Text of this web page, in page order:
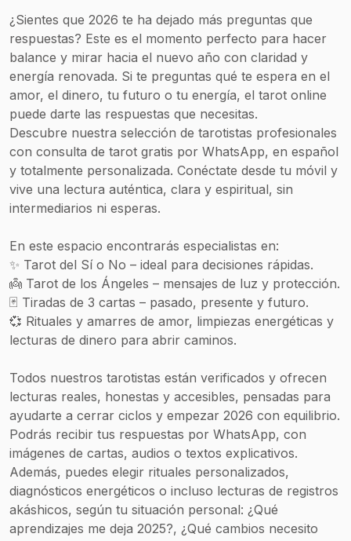
¿Sientes que 2026 te ha dejado más preguntas que
respuestas? Este es el momento perfecto para hacer
balance y mirar hacia el nuevo año con claridad y
energía renovada. Si te preguntas qué te espera en el
amor, el dinero, tu futuro o tu energía, el tarot online
puede darte las respuestas que necesitas.
Descubre nuestra selección de tarotistas profesionales
con consulta de tarot gratis por WhatsApp, en español
y totalmente personalizada. Conéctate desde tu móvil y
vive una lectura auténtica, clara y espiritual, sin
intermediarios ni esperas.
En este espacio encontrarás especialistas en:
✨ Tarot del Sí o No – ideal para decisiones rápidas.
👼 Tarot de los Ángeles – mensajes de luz y protección.
🃏 Tiradas de 3 cartas – pasado, presente y futuro.
💞 Rituales y amarres de amor, limpiezas energéticas y
lecturas de dinero para abrir caminos.
Todos nuestros tarotistas están verificados y ofrecen
lecturas reales, honestas y accesibles, pensadas para
ayudarte a cerrar ciclos y empezar 2026 con equilibrio.
Podrás recibir tus respuestas por WhatsApp, con
imágenes de cartas, audios o textos explicativos.
Además, puedes elegir rituales personalizados,
diagnósticos energéticos o incluso lecturas de registros
akáshicos, según tu situación personal: ¿Qué
aprendizajes me deja 2025?, ¿Qué cambios necesito